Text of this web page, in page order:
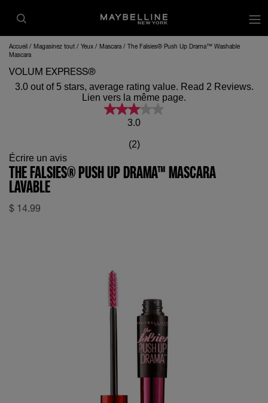
Accueil Magasinez tout Yeux Mascara
The Falsies® Push Up Drama™ Washable
Mascara
VOLUM EXPRESS®
3.0 out of 5 stars, average rating value. Read 2 Reviews.
Lien vers la même page.
3.0
(2)
Écrire un avis
THE FALSIES® PUSH UP DRAMA™ MASCARA
LAVABLE
$ 14.99